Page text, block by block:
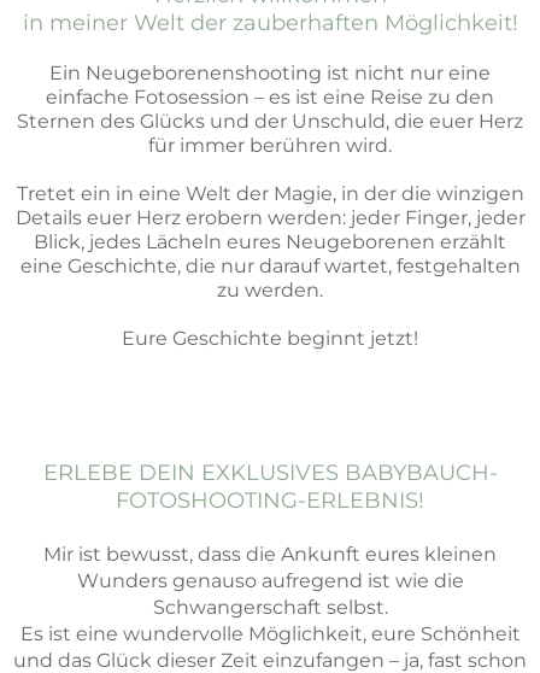
in meiner Welt der zauberhaften Möglichkeit!
Ein Neugeborenenshooting ist nicht nur eine
einfache Fotosession – es ist eine Reise zu den
Sternen des Glücks und der Unschuld, die euer Herz
für immer berühren wird.
Tretet ein in eine Welt der Magie, in der die winzigen
Details euer Herz erobern werden: jeder Finger, jeder
Blick, jedes Lächeln eures Neugeborenen erzählt
eine Geschichte, die nur darauf wartet, festgehalten
zu werden.
Eure Geschichte beginnt jetzt!
ERLEBE DEIN EXKLUSIVES BABYBAUCH-
FOTOSHOOTING-ERLEBNIS!
Mir ist bewusst, dass die Ankunft eures kleinen
Wunders genauso aufregend ist wie die
Schwangerschaft selbst.
Es ist eine wundervolle Möglichkeit, eure Schönheit
und das Glück dieser Zeit einzufangen – ja, fast schon